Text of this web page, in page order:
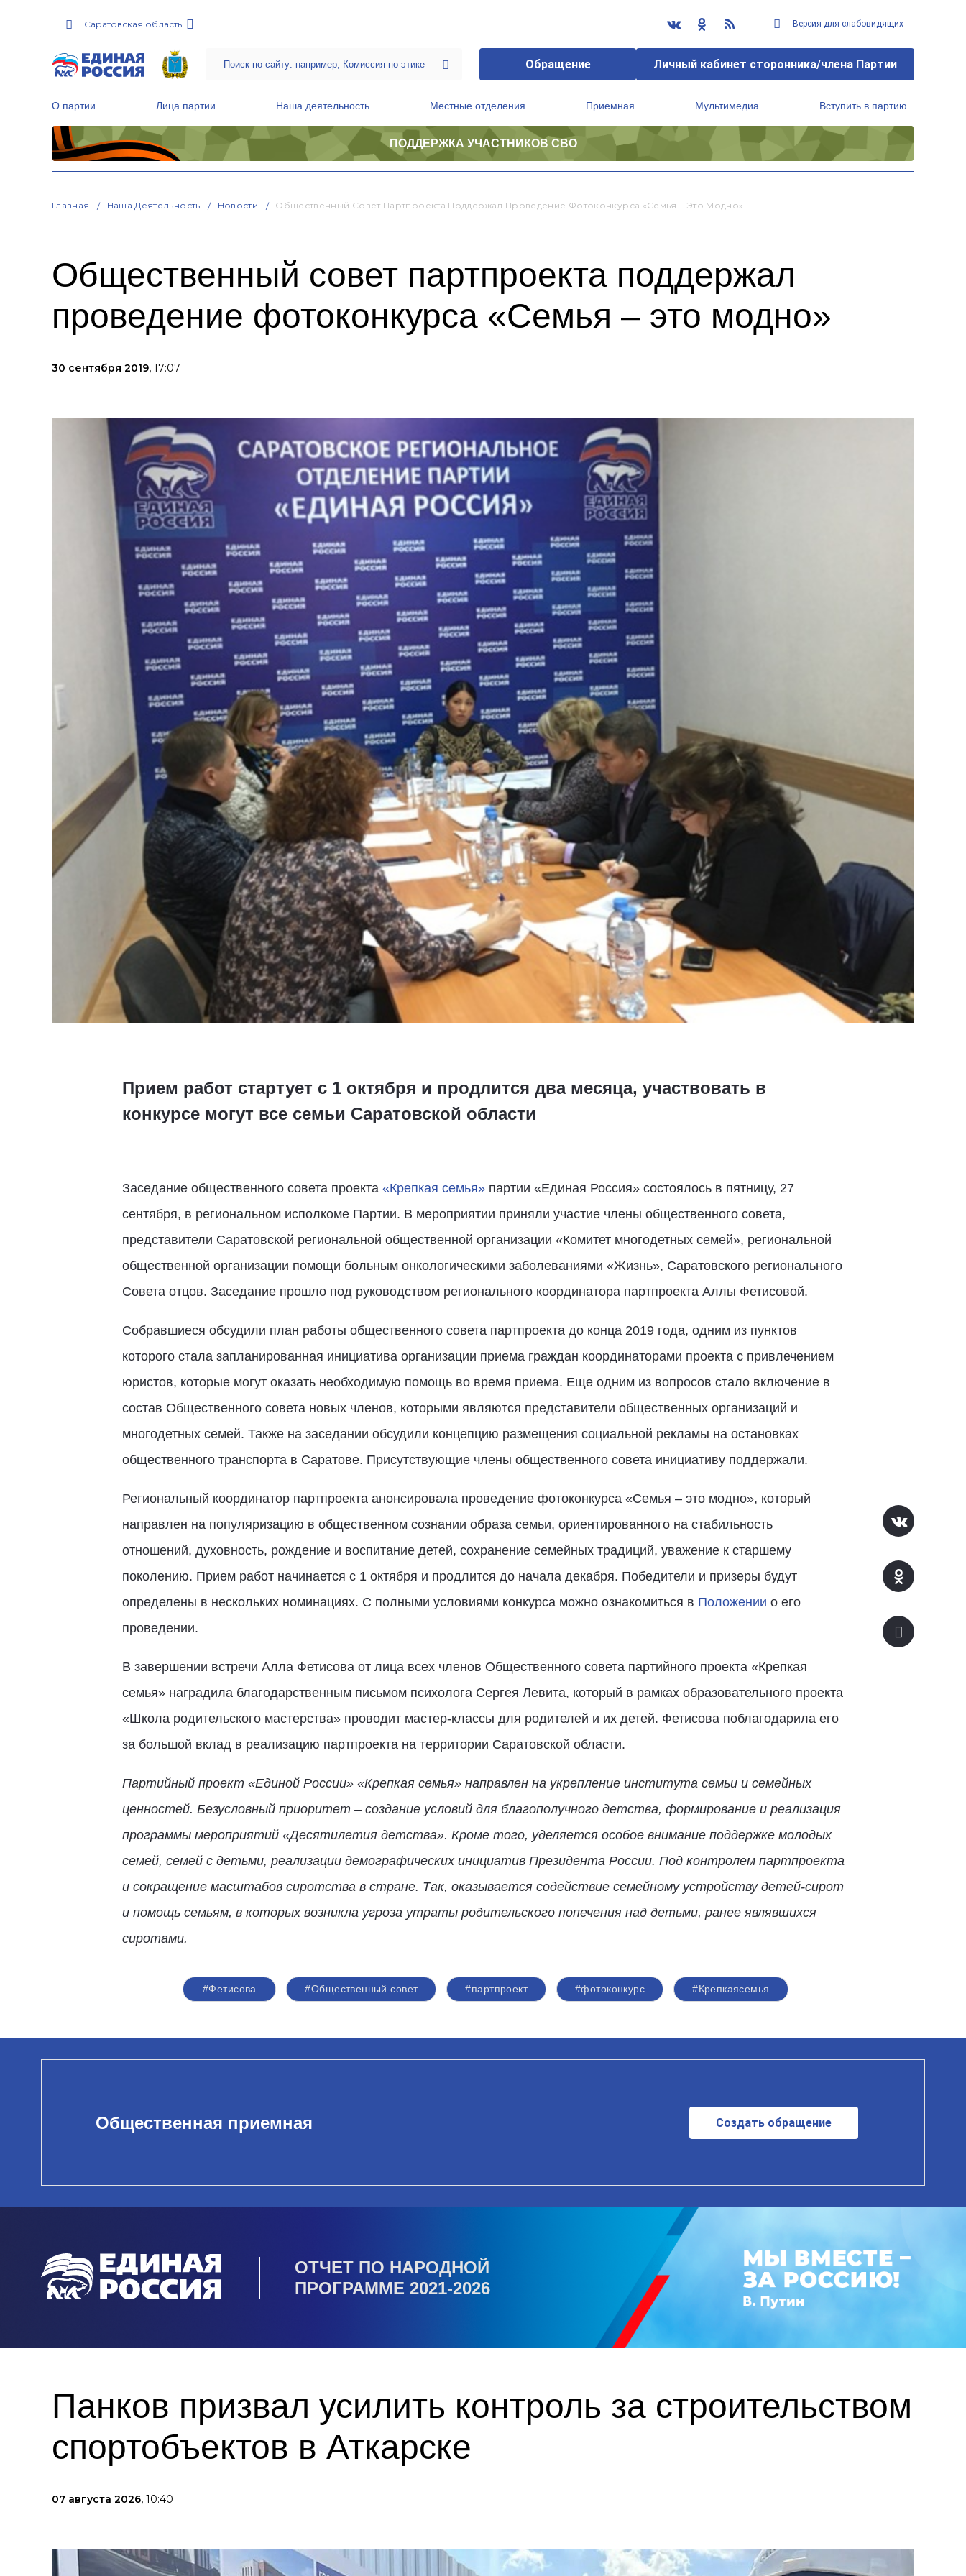
Саратовская область Версия для слабовидящих
Обращение Личный кабинет сторонника/члена Партии
О партии Лица партии Наша деятельность Местные отделения Приемная Мультимедиа Вступить в партию
ПОДДЕРЖКА УЧАСТНИКОВ СВО
Главная Наша Деятельность Новости Общественный Совет Партпроекта Поддержал Проведение Фотоконкурса «Семья – Это Модно»
Общественный совет партпроекта поддержал
проведение фотоконкурса «Семья – это модно»
30 сентября 2019, 17:07
Прием работ стартует с 1 октября и продлится два месяца, участвовать в
конкурсе могут все семьи Саратовской области
Заседание общественного совета проекта «Крепкая семья»партии «Единая Россия» состоялось в пятницу, 27
сентября, в региональном исполкоме Партии. В мероприятии приняли участие члены общественного совета,
представители Саратовской региональной общественной организации «Комитет многодетных семей», региональной
общественной организации помощи больным онкологическими заболеваниями «Жизнь», Саратовского регионального
Совета отцов. Заседание прошло под руководством регионального координатора партпроекта Аллы Фетисовой.
Собравшиеся обсудили план работы общественного совета партпроекта до конца 2019 года, одним из пунктов
которого стала запланированная инициатива организации приема граждан координаторами проекта с привлечением
юристов, которые могут оказать необходимую помощь во время приема. Еще одним из вопросов стало включение в
состав Общественного совета новых членов, которыми являются представители общественных организаций и
многодетных семей. Также на заседании обсудили концепцию размещения социальной рекламы на остановках
общественного транспорта в Саратове. Присутствующие члены общественного совета инициативу поддержали.
Региональный координатор партпроекта анонсировала проведение фотоконкурса «Семья – это модно», который
направлен на популяризацию в общественном сознании образа семьи, ориентированного на стабильность
отношений, духовность, рождение и воспитание детей, сохранение семейных традиций, уважение к старшему
поколению. Прием работ начинается с 1 октября и продлится до начала декабря. Победители и призеры будут
определены в нескольких номинациях. С полными условиями конкурса можно ознакомиться в Положении о его
проведении.
В завершении встречи Алла Фетисова от лица всех членов Общественного совета партийного проекта «Крепкая
семья» наградила благодарственным письмом психолога Сергея Левита, который в рамках образовательного проекта
«Школа родительского мастерства» проводит мастер-классы для родителей и их детей. Фетисова поблагодарила его
за большой вклад в реализацию партпроекта на территории Саратовской области.
Партийный проект «Единой России» «Крепкая семья» направлен на укрепление института семьи и семейных
ценностей. Безусловный приоритет – создание условий для благополучного детства, формирование и реализация
программы мероприятий «Десятилетия детства». Кроме того, уделяется особое внимание поддержке молодых
семей, семей с детьми, реализации демографических инициатив Президента России. Под контролем партпроекта
и сокращение масштабов сиротства в стране. Так, оказывается содействие семейному устройству детей-сирот
и помощь семьям, в которых возникла угроза утраты родительского попечения над детьми, ранее являвшихся
сиротами.
#Фетисова #Общественный совет #партпроект #фотоконкурс #Крепкаясемья
Общественная приемная Создать обращение
ОТЧЕТ ПО НАРОДНОЙ
ПРОГРАММЕ 2021-2026
Панков призвал усилить контроль за строительством
спортобъектов в Аткарске
07 августа 2026, 10:40